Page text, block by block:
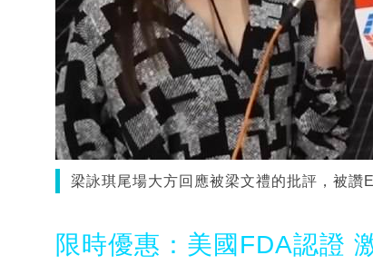
梁詠琪尾場大方回應被梁文禮的批評，被讚
限時優惠：美國FDA認證